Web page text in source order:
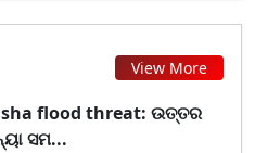
View More
flood threat: ଉତ୍ତର
ସମ...